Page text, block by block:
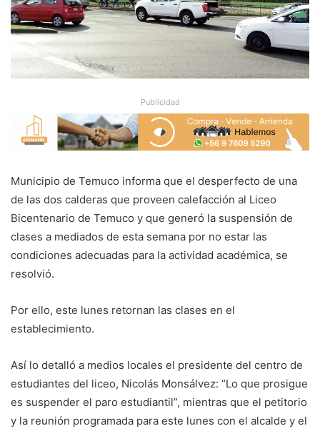
Publicidad
Municipio de Temuco informa que el desperfecto de una
de las dos calderas que proveen calefacción al Liceo
Bicentenario de Temuco y que generó la suspensión de
clases a mediados de esta semana por no estar las
condiciones adecuadas para la actividad académica, se
resolvió.
Por ello, este lunes retornan las clases en el
establecimiento.
Así lo detalló a medios locales el presidente del centro de
estudiantes del liceo, Nicolás Monsálvez: “Lo que prosigue
es suspender el paro estudiantil”, mientras que el petitorio
y la reunión programada para este lunes con el alcalde y el